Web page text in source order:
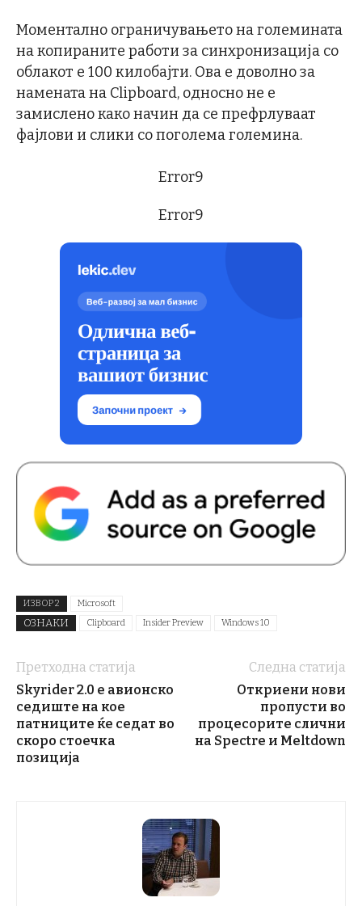
Моментално ограничувањето на големината
на копираните работи за синхронизација со
облакот е 100 килобајти. Ова е доволно за
намената на Clipboard, односно не е
замислено како начин да се префрлуваат
фајлови и слики со поголема големина.
Error9
Error9
ИЗВОР 2 Microsoft
ОЗНАКИ Clipboard Insider Preview Windows 10
Претходна статија
Skyrider 2.0 е авионско
седиште на кое
патниците ќе седат во
скоро стоечка
позиција
Следна статија
Откриени нови
пропусти во
процесорите слични
на Spectre и Meltdown